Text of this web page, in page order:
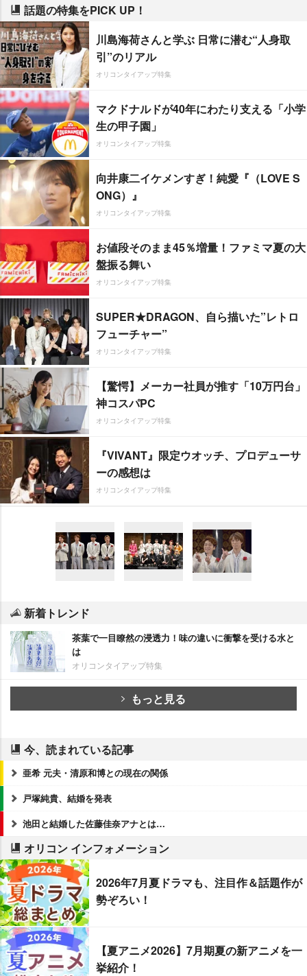
話題の特集をPICK UP！
川島海荷さんと学ぶ 日常に潜む“人身取
引”のリアル
オリコンタイアップ特集
マクドナルドが40年にわたり支える「小学
生の甲子園」
オリコンタイアップ特集
向井康二イケメンすぎ！純愛『（LOVE S
ONG）』
オリコンタイアップ特集
お値段そのまま45％増量！ファミマ夏の大
盤振る舞い
オリコンタイアップ特集
SUPER★DRAGON、自ら描いた”レトロ
フューチャー”
オリコンタイアップ特集
【驚愕】メーカー社員が推す「10万円台」
神コスパPC
オリコンタイアップ特集
『VIVANT』限定ウオッチ、プロデューサ
ーの感想は
オリコンタイアップ特集
新着トレンド
茶葉で一目瞭然の浸透力！味の違いに衝撃を受ける水と
は
オリコンタイアップ特集
もっと見る
今、読まれている記事
亜希 元夫・清原和博との現在の関係
戸塚純貴、結婚を発表
池田と結婚した佐藤佳奈アナとは…
オリコン インフォメーション
2026年7月夏ドラマも、注目作＆話題作が
勢ぞろい！
【夏アニメ2026】7月期夏の新アニメを一
挙紹介！